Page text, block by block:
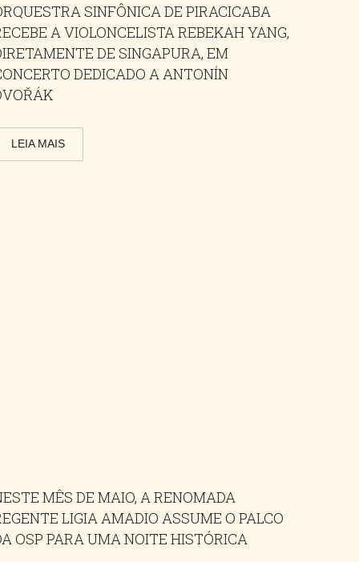
SINFÔNICA DE PIRACICABA
A VIOLONCELISTA REBEKAH YANG,
DE SINGAPURA, EM
DEDICADO A ANTONÍN
LEIA MAIS
MÊS DE MAIO, A RENOMADA
LIGIA AMADIO ASSUME O PALCO
OSP PARA UMA NOITE HISTÓRICA